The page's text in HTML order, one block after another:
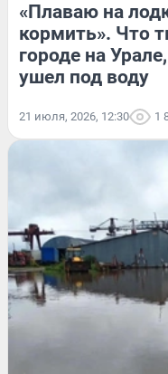
«Плаваю на
кормить». Что
городе на
ушел под воду
21 июля, 2026, 12:30 1